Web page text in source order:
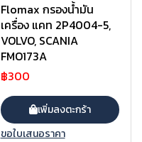
Flomax กรองน้ำมัน
เครื่อง แคท 2P4004-5,
VOLVO, SCANIA
FMO173A
฿300
เพิ่มลงตะกร้า
ขอใบเสนอราคา